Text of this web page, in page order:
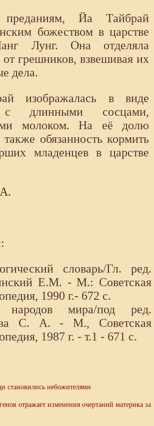
преданиям, Йа Тайбрай
божеством в царстве
Лунг. Она отделяла
от грешников, взвешивая их
дела.
изображалась в виде
длинными сосцами,
молоком. На её долю
также обязанность кормить
младенцев в царстве
словарь/Гл. ред.
Е.М. - М.: Советская
1990 г.- 672 с.
мира/под ред.
С. А. - М., Советская
1987 г. - т.1 - 671 с.
становились небожителями
отражает изменения очертаний материка за